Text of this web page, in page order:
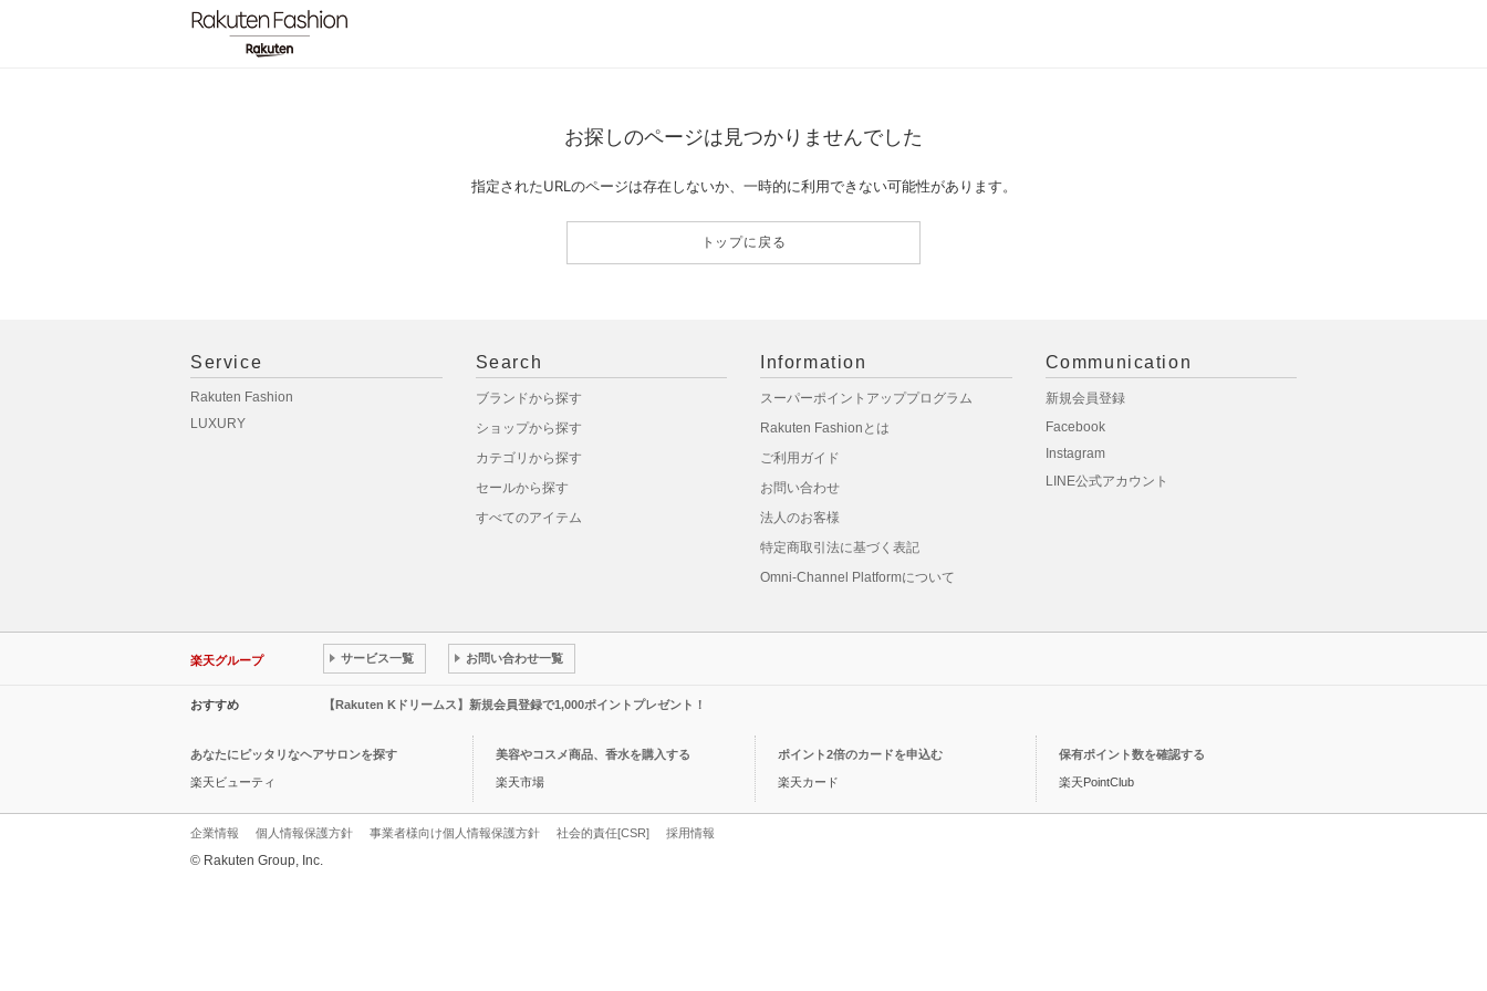
お探しのページは見つかりませんでした
指定されたURLのページは存在しないか、一時的に利用できない可能性があります。
トップに戻る
Service
Rakuten Fashion
LUXURY
Search
ブランドから探す
ショップから探す
カテゴリから探す
セールから探す
すべてのアイテム
Information
スーパーポイントアッププログラム
Rakuten Fashionとは
ご利用ガイド
お問い合わせ
法人のお客様
特定商取引法に基づく表記
Omni-Channel Platformについて
Communication
新規会員登録
Facebook
Instagram
LINE公式アカウント
楽天グループ サービス一覧 お問い合わせ一覧
おすすめ 【Rakuten Kドリームス】新規会員登録で1,000ポイントプレゼント！
あなたにピッタリなヘアサロンを探す
楽天ビューティ
美容やコスメ商品、香水を購入する
楽天市場
ポイント2倍のカードを申込む
楽天カード
保有ポイント数を確認する
楽天PointClub
企業情報 個人情報保護方針 事業者様向け個人情報保護方針 社会的責任[CSR] 採用情報
© Rakuten Group, Inc.